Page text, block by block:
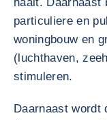
particuliere en
woningbouw en
(luchthaven,
stimuleren.
Daarnaast wordt